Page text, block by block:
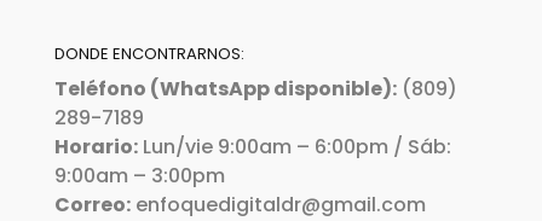
DONDE ENCONTRARNOS:
Teléfono (WhatsApp disponible):(809)
289-7189
Horario:Lun/vie 9:00am – 6:00pm / Sáb:
9:00am – 3:00pm
Correo:enfoquedigitaldr@gmail.com